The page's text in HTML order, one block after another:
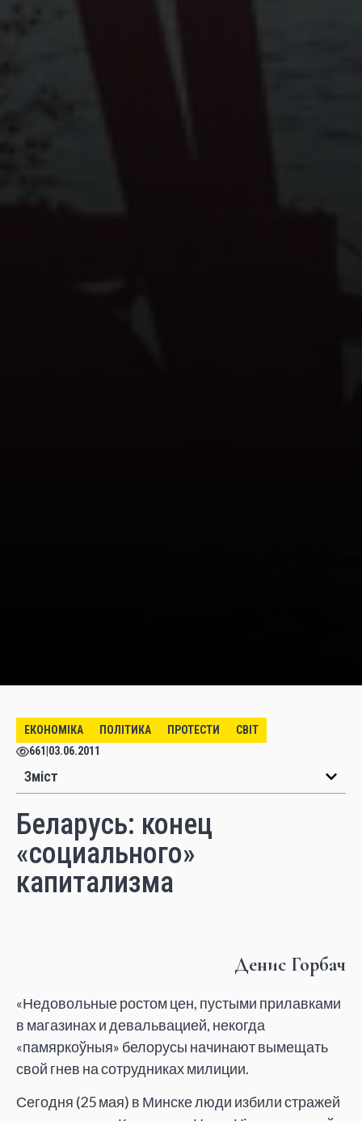
ЕКОНОМІКА ПОЛІТИКА ПРОТЕСТИ
СВІТ
661 03.06.2011
Зміст
Беларусь: конец
«социального»
капитализма
Денис Горбач
«Недовольные ростом цен, пустыми прилавками
в магазинах и девальвацией, некогда
«памяркоўныя» белорусы начинают вымещать
свой гнев на сотрудниках милиции.
Сегодня (25 мая) в Минске люди избили стражей